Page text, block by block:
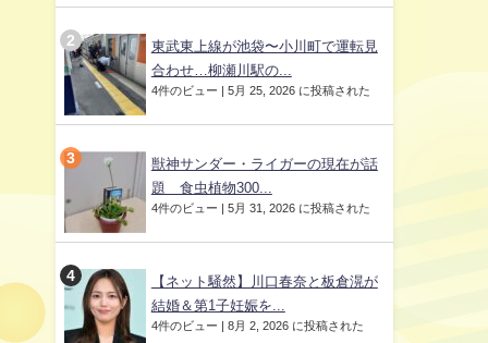
東武東上線が池袋〜小川町で運転見
合わせ…柳瀬川駅の...
4件のビュー | 5月 25, 2026 に投稿された
獣神サンダー・ライガーの現在が話
題 食虫植物300...
4件のビュー | 5月 31, 2026 に投稿された
【ネット騒然】川口春奈と板倉滉が
結婚＆第1子妊娠を...
4件のビュー | 8月 2, 2026 に投稿された